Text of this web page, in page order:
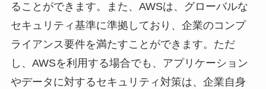
ることができます。また、AWSは、グローバルな
セキュリティ基準に準拠しており、企業のコンプ
ライアンス要件を満たすことができます。ただ
し、AWSを利用する場合でも、アプリケーション
やデータに対するセキュリティ対策は、企業自身